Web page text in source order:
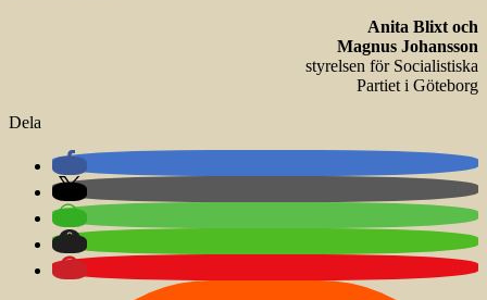
Anita Blixt och
Magnus Johansson
styrelsen för Socialistiska
Partiet i Göteborg
Dela